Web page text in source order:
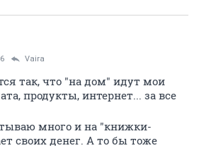
Vaira
так, что "на дом" идут мои
продукты, интернет... за все
много и на "книжки-
своих денег. А то бы тоже